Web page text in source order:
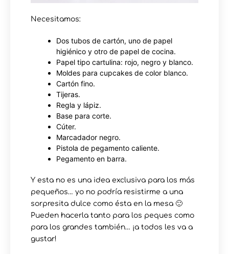
Necesitamos:
Dos tubos de cartón, uno de papel
higiénico y otro de papel de cocina.
Papel tipo cartulina: rojo, negro y blanco.
Moldes para cupcakes de color blanco.
Cartón fino.
Tijeras.
Regla y lápiz.
Base para corte.
Cúter.
Marcadador negro.
Pistola de pegamento caliente.
Pegamento en barra.
Y esta no es una idea exclusiva para los más
pequeños… yo no podría resistirme a una
sorpresita dulce como ésta en la mesa 🙂
Pueden hacerla tanto para los peques como
para los grandes también… ¡a todos les va a
gustar!